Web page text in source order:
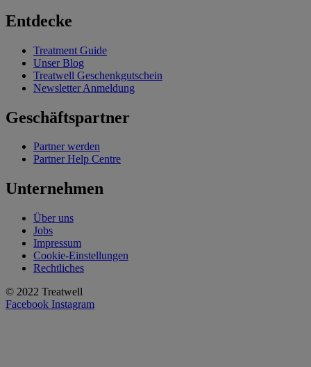
Entdecke
Treatment Guide
Unser Blog
Treatwell Geschenkgutschein
Newsletter Anmeldung
Geschäftspartner
Partner werden
Partner Help Centre
Unternehmen
Über uns
Jobs
Impressum
Cookie-Einstellungen
Rechtliches
© 2022 Treatwell
Facebook Instagram